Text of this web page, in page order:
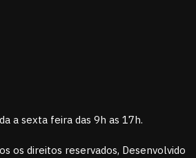
a sexta feira das 9h as 17h.
os direitos reservados, Desenvolvido